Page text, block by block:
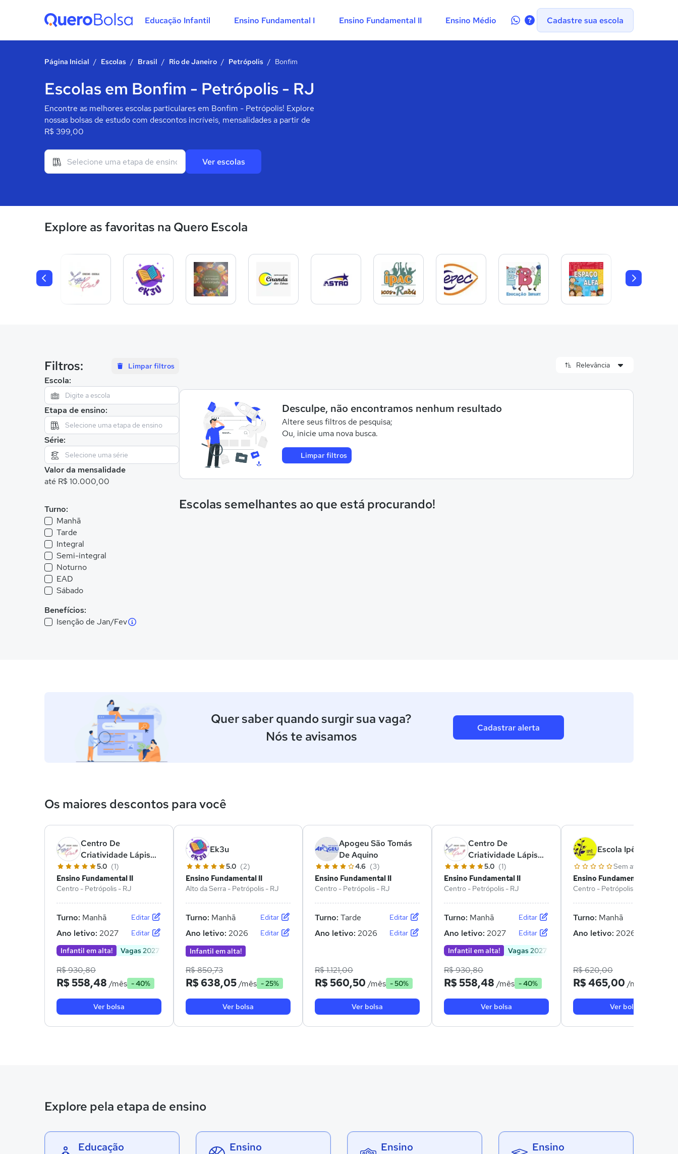
Educação Infantil Ensino Fundamental I Ensino Fundamental II Ensino Médio
Contate-
no
Cadastre sua escola
Página Inicial / Escolas / Brasil / Rio de Janeiro / Petrópolis / Bonfim
Escolas em Bonfim - Petrópolis - RJ
Encontre as melhores escolas particulares em Bonfim - Petrópolis! Explore
nossas bolsas de estudo com descontos incríveis, mensalidades a partir de
R$ 399,00
Ver escolas
Explore as favoritas na Quero Escola
Filtros: Limpar filtros
Escola:
Etapa de ensino:
Série:
Valor da mensalidade
até R$ 10.000,00
Turno:
Manhã
Tarde
Integral
Semi-integral
Noturno
EAD
Sábado
Benefícios:
Isenção de Jan/Fev
Desculpe, não encontramos nenhum resultado
Altere seus filtros de pesquisa;
Ou, inicie uma nova busca.
Limpar filtros
Escolas semelhantes ao que está procurando!
Quer saber quando surgir sua vaga?
Nós te avisamos
Cadastrar alerta
Os maiores descontos para você
Centro De
Criatividade Lápis
De Cor
5.0 (1)
Ensino Fundamental II
Centro - Petrópolis - RJ
Turno: Manhã Editar
Ano letivo: 2027
Editar
Infantil em alta!
Vagas 2027
R$ 930,80
R$ 558,48 /mês - 40%
Ver bolsa
Ek3u
5.0 (2)
Ensino Fundamental II
Alto da Serra - Petrópolis - RJ
Turno: Manhã Editar
Ano letivo: 2026
Editar
Infantil em alta!
R$ 850,73
R$ 638,05/mês - 25%
Ver bolsa
Apogeu São Tomás
De Aquino
4.6 (3)
Ensino Fundamental II
Centro - Petrópolis - RJ
Turno: Tarde Editar
Ano letivo: 2026 Editar
R$ 1.121,00
R$ 560,50 /mês - 50%
Ver bolsa
Centro De
Criatividade Lápis
De Cor
5.0 (1)
Ensino Fundamental II
Centro - Petrópolis - RJ
Turno: Manhã Editar
Ano letivo: 2027
Editar
Infantil em alta!
Vagas 2027
R$ 930,80
R$ 558,48 /mês - 40%
Ver bolsa
Escola Ipê Amarelo
Sem avaliações
Ensino Fundamental II
Centro - Petrópolis - RJ
Turno: Manhã
Ano letivo: 2026
R$ 620,00
R$ 465,00 /mês
Ver bolsa
Explore pela etapa de ensino
Educação
Ensino
Ensino
Ensino